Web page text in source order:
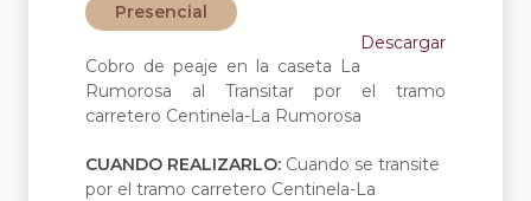
Presencial
Descargar
Cobro de peaje en la caseta La
Rumorosa al Transitar por el tramo
carretero Centinela-La Rumorosa
CUANDO REALIZARLO: Cuando se transite
por el tramo carretero Centinela-La